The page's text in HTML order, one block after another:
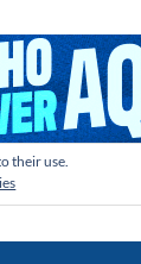
their use.